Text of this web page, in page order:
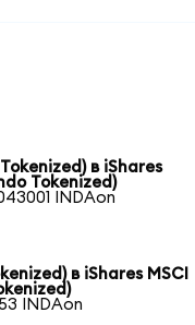
в iShares
Tokenized)
INDAon
в iShares MSCI
INDAon